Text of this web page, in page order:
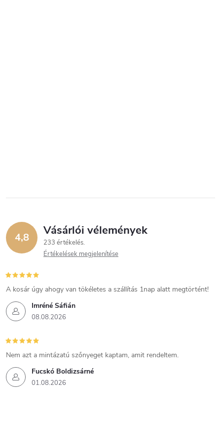
4,8 Vásárlói vélemények
233 értékelés
Értékelések megjelenítése
Imréné Sáfián
08.08.2026
A kosár úgy ahogy van tökéletes a szállítás 1nap alatt megtörtént!
Fucskó Boldizsárné
01.08.2026
Nem azt a mintázatú szőnyeget kaptam, amit rendeltem.